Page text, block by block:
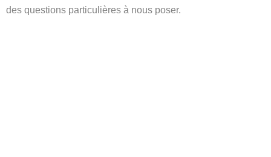
des questions particulières à nous poser.